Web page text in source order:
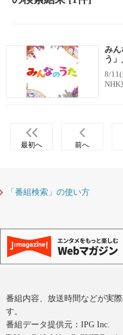
みん
う
8/
最初へ 前へ
「番組検索」の使い方
番組内容、放送時間などが実
す。
番組データ提供元：IPG Inc.